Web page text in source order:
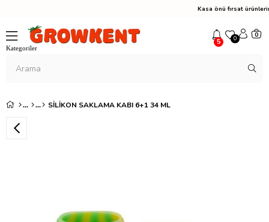
Kasa önü fırsat
5 0 0
SILIKON SAKLAMA KABI 6+1 34 ML